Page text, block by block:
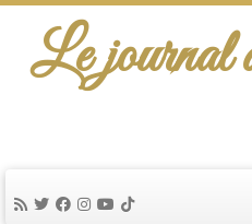
Le journal